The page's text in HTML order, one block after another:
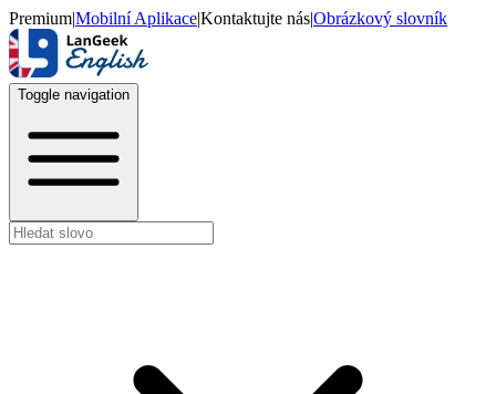
Premium|Mobilní Aplikace|Kontaktujte nás|Obrázkový slovník
Toggle navigation